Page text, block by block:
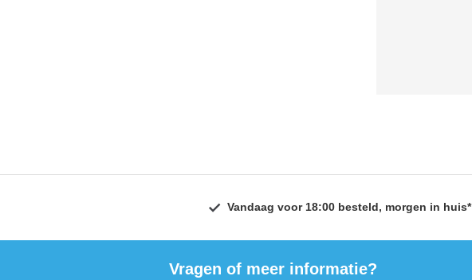
Vandaag voor 18:00 besteld, morgen in huis*
Vragen of meer informatie?